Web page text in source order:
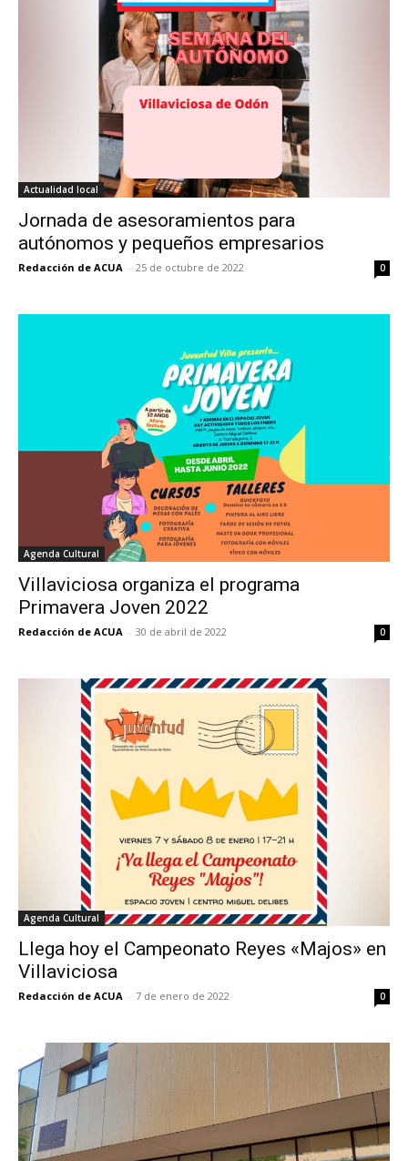
Actualidad local
Jornada de asesoramientos para
autónomos y pequeños empresarios
Redacción de ACUA - 25 de octubre de 2022 0
Agenda Cultural
Villaviciosa organiza el programa
Primavera Joven 2022
Redacción de ACUA - 30 de abril de 2022 0
Agenda Cultural
Llega hoy el Campeonato Reyes «Majos» en
Villaviciosa
Redacción de ACUA - 7 de enero de 2022 0